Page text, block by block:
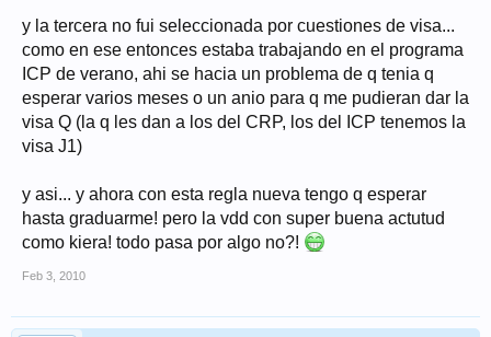
y la tercera no fui seleccionada por cuestiones de visa...
como en ese entonces estaba trabajando en el programa
ICP de verano, ahi se hacia un problema de q tenia q
esperar varios meses o un anio para q me pudieran dar la
visa Q (la q les dan a los del CRP, los del ICP tenemos la
visa J1)
y asi... y ahora con esta regla nueva tengo q esperar
hasta graduarme! pero la vdd con super buena actutud
como kiera! todo pasa por algo no?!
Feb 3, 2010